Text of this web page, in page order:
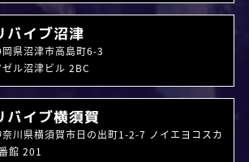
バイブ沼津
岡県沼津市高島町6-3
ゼル沼津ビル 2BC
バイブ横須賀
奈川県横須賀市日の出町1-2-7 ノイエヨコスカ
館 201